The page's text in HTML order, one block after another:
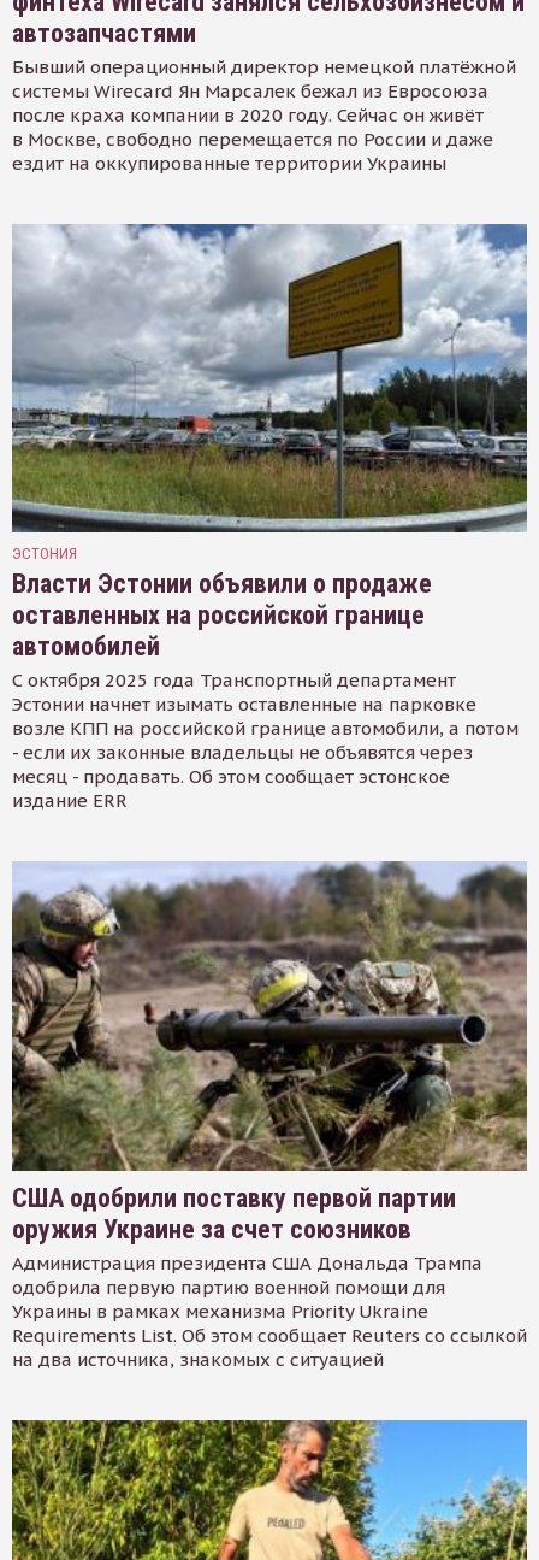
автозапчастями
Бывший операционный директор немецкой платёжной
системы Wirecard Ян Марсалек бежал из Евросоюза
после краха компании в 2020 году. Сейчас он живёт
в Москве, свободно перемещается по России и даже
ездит на оккупированные территории Украины
ЭСТОНИЯ
Власти Эстонии объявили о продаже
оставленных на российской границе
автомобилей
С октября 2025 года Транспортный департамент
Эстонии начнет изымать оставленные на парковке
возле КПП на российской границе автомобили, а потом
- если их законные владельцы не объявятся через
месяц - продавать. Об этом сообщает эстонское
издание ERR
США одобрили поставку первой партии
оружия Украине за счет союзников
Администрация президента США Дональда Трампа
одобрила первую партию военной помощи для
Украины в рамках механизма Priority Ukraine
Requirements List. Об этом сообщает Reuters со ссылкой
на два источника, знакомых с ситуацией